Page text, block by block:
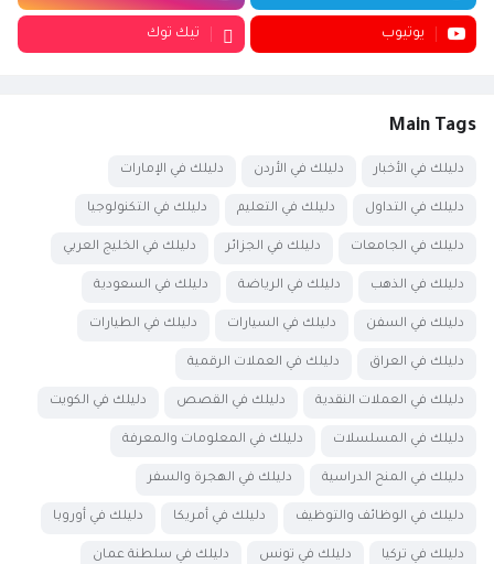
يوتيوب تيك توك
Main Tags
دليلك في الأخبار دليلك في الأردن دليلك في الإمارات
دليلك في التداول دليلك في التعليم دليلك في التكنولوجيا
دليلك في الجامعات دليلك في الجزائر دليلك في الخليج العربي
دليلك في الذهب دليلك في الرياضة دليلك في السعودية
دليلك في السفن دليلك في السيارات دليلك في الطيارات
دليلك في العراق دليلك في العملات الرقمية
دليلك في العملات النقدية دليلك في القصص دليلك في الكويت
دليلك في المسلسلات دليلك في المعلومات والمعرفة
دليلك في المنح الدراسية دليلك في الهجرة والسفر
دليلك في الوظائف والتوظيف دليلك في أمريكا دليلك في أوروبا
دليلك في تركيا دليلك في تونس دليلك في سلطنة عمان